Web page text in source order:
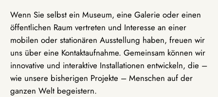
Wenn Sie selbst ein Museum, eine Galerie oder einen
öffentlichen Raum vertreten und Interesse an einer
mobilen oder stationären Ausstellung haben, freuen wir
uns über eine Kontaktaufnahme. Gemeinsam können wir
innovative und interaktive Installationen entwickeln, die –
wie unsere bisherigen Projekte – Menschen auf der
ganzen Welt begeistern.